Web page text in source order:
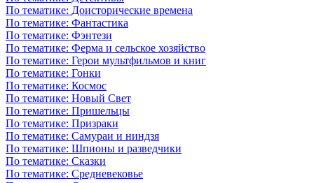
По тематике: Доисторические времена
По тематике: Фантастика
По тематике: Фэнтези
По тематике: Ферма и сельское хозяйство
По тематике: Герои мультфильмов и книг
По тематике: Гонки
По тематике: Космос
По тематике: Новый Свет
По тематике: Пришельцы
По тематике: Призраки
По тематике: Самураи и ниндзя
По тематике: Шпионы и разведчики
По тематике: Сказки
По тематике: Средневековье